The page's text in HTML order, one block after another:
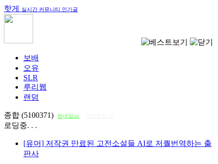
핫게 실시간 커뮤니티 인기글
보배
오유
SLR
루리웹
랜덤
종합 (5100371) 썸네일on
로딩중. . .
[유머] 저작권 만료된 고전소설들 AI로 저퀄번역하는 출
판사